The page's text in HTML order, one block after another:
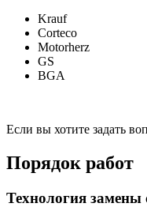
Krauf
Corteco
Motorherz
GS
BGA
Если вы хотите задать
Порядок работ
Технология